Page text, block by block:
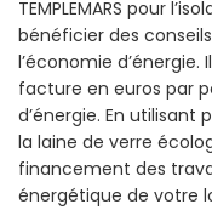
TEMPLEMARS pour
bénéficier des
l’économie
facture en euros par
d’énergie. En utilisant
la laine de verre
financement des
énergétique de votre